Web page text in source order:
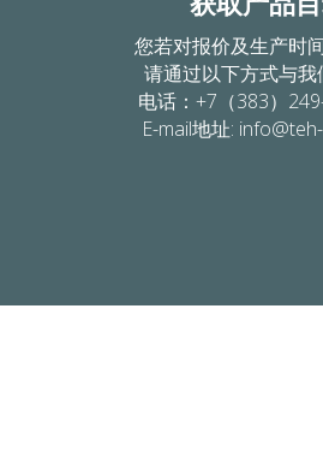
您若对报价及生产时
请通过以下方式与我
电话：+7（383）
E-mail地址: info@teh-